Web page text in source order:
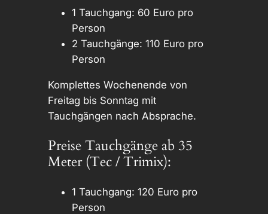
1 Tauchgang: 60 Euro pro
Person
2 Tauchgänge: 110 Euro pro
Person
Komplettes Wochenende von
Freitag bis Sonntag mit
Tauchgängen nach Absprache.
Preise Tauchgänge ab 35
Meter (Tec / Trimix):
1 Tauchgang: 120 Euro pro
Person